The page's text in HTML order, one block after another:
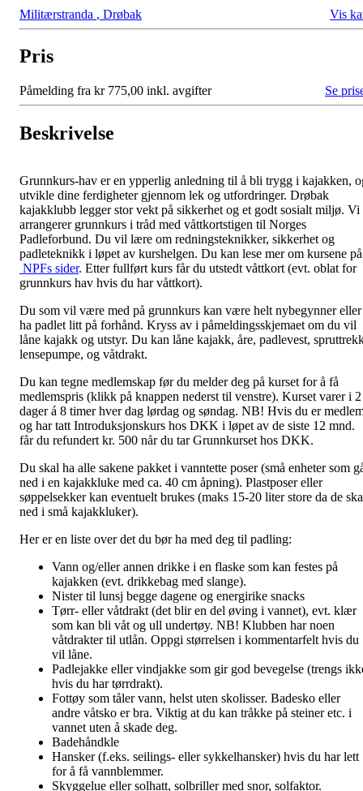
Militærstranda , Drøbak Vis
Pris
Påmelding fra kr 775,00 inkl. avgifter Se
Beskrivelse
Grunnkurs-hav er en ypperlig anledning til å bli trygg i kajakken,
utvikle dine ferdigheter gjennom lek og utfordringer. Drøbak
kajakklubb legger stor vekt på sikkerhet og et godt sosialt miljø. Vi
arrangerer grunnkurs i tråd med våttkortstigen til Norges
Padleforbund. Du vil lære om redningsteknikker, sikkerhet og
padleteknikk i løpet av kurshelgen. Du kan lese mer om kursene på
NPFs sider. Etter fullført kurs får du utstedt våttkort (evt. oblat for
grunnkurs hav hvis du har våttkort).
Du som vil være med på grunnkurs kan være helt nybegynner eller
ha padlet litt på forhånd. Kryss av i påmeldingsskjemaet om du vil
låne kajakk og utstyr. Du kan låne kajakk, åre, padlevest,
lensepumpe, og våtdrakt.
Du kan tegne medlemskap før du melder deg på kurset for å få
medlemspris (klikk på knappen nederst til venstre). Kurset varer i 2
dager á 8 timer hver dag lørdag og søndag. NB! Hvis du er
og har tatt Introduksjonskurs hos DKK i løpet av de siste 12 mnd.
får du refundert kr. 500 når du tar Grunnkurset hos DKK.
Du skal ha alle sakene pakket i vanntette poser (små enheter som
ned i en kajakkluke med ca. 40 cm åpning). Plastposer eller
søppelsekker kan eventuelt brukes (maks 15-20 liter store da de
ned i små kajakkluker).
Her er en liste over det du bør ha med deg til padling:
Vann og/eller annen drikke i en flaske som kan festes på
kajakken (evt. drikkebag med slange).
Nister til lunsj begge dagene og energirike snacks
Tørr- eller våtdrakt (det blir en del øving i vannet), evt. klær
som kan bli våt og ull undertøy. NB! Klubben har noen
våtdrakter til utlån. Oppgi størrelsen i kommentarfelt hvis du
vil låne.
Padlejakke eller vindjakke som gir god bevegelse (trengs
hvis du har tørrdrakt).
Fottøy som tåler vann, helst uten skolisser. Badesko eller
andre våtsko er bra. Viktig at du kan tråkke på steiner etc. i
vannet uten å skade deg.
Badehåndkle
Hansker (f.eks. seilings- eller sykkelhansker) hvis du har lett
for å få vannblemmer.
Skyggelue eller solhatt, solbriller med snor, solfaktor.